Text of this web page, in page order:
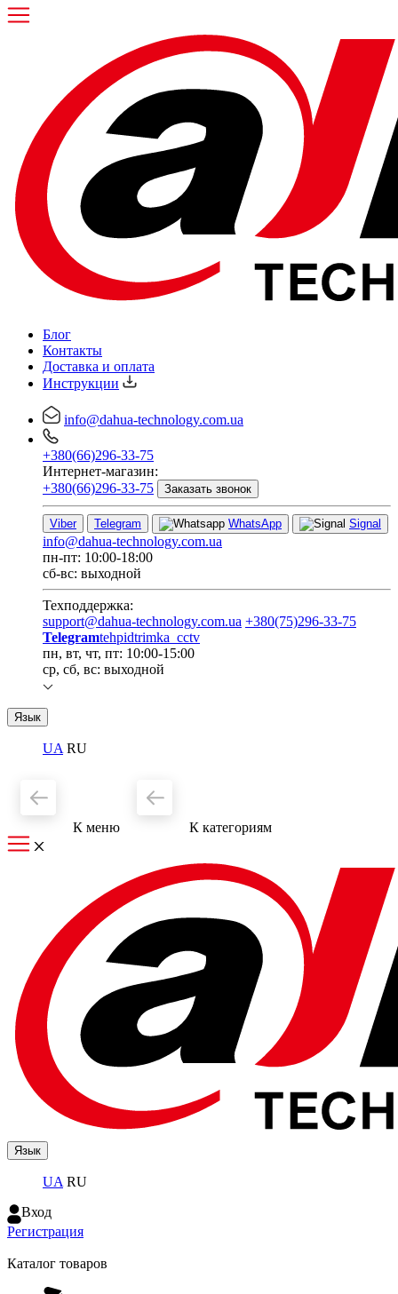
Блог
Контакты
Доставка и оплата
Инструкции
info@dahua-technology.com.ua
+380(66)296-33-75
Интернет-магазин:
+380(66)296-33-75
Заказать звонок
Viber Telegram WhatsApp Signal
info@dahua-technology.com.ua
пн-пт: 10:00-18:00
сб-вс: выходной
Техподдержка:
support@dahua-technology.com.ua +380(75)296-33-75
Telegramtehpidtrimka_cctv
пн, вт, чт, пт: 10:00-15:00
ср, сб, вс: выходной
Язык
UA RU
К меню К категориям
Язык
UA RU
Вход
Регистрация
Каталог товаров